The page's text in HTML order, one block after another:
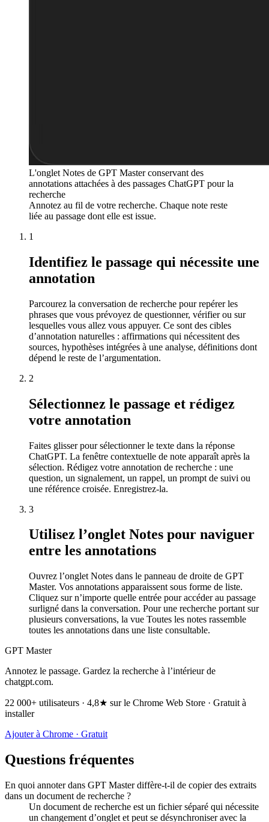
L'onglet Notes de GPT Master conservant des
annotations attachées à des passages ChatGPT pour la
recherche
Annotez au fil de votre recherche. Chaque note reste
liée au passage dont elle est issue.
1
Identifiez le passage qui nécessite une
annotation
Parcourez la conversation de recherche pour repérer les
phrases que vous prévoyez de questionner, vérifier ou sur
lesquelles vous allez vous appuyer. Ce sont des cibles
d’annotation naturelles : affirmations qui nécessitent des
sources, hypothèses intégrées à une analyse, définitions dont
dépend le reste de l’argumentation.
2
Sélectionnez le passage et rédigez
votre annotation
Faites glisser pour sélectionner le texte dans la réponse
ChatGPT. La fenêtre contextuelle de note apparaît après la
sélection. Rédigez votre annotation de recherche : une
question, un signalement, un rappel, un prompt de suivi ou
une référence croisée. Enregistrez-la.
3
Utilisez l’onglet Notes pour naviguer
entre les annotations
Ouvrez l’onglet Notes dans le panneau de droite de GPT
Master. Vos annotations apparaissent sous forme de liste.
Cliquez sur n’importe quelle entrée pour accéder au passage
surligné dans la conversation. Pour une recherche portant sur
plusieurs conversations, la vue Toutes les notes rassemble
toutes les annotations dans une liste consultable.
GPT Master
Annotez le passage. Gardez la recherche à l’intérieur de
chatgpt.com.
22 000+ utilisateurs · 4,8★ sur le Chrome Web Store · Gratuit à
installer
Ajouter à Chrome · Gratuit
Questions fréquentes
En quoi annoter dans GPT Master diffère-t-il de copier des extraits
dans un document de recherche ?
Un document de recherche est un fichier séparé qui nécessite
un changement d’onglet et peut se désynchroniser avec la